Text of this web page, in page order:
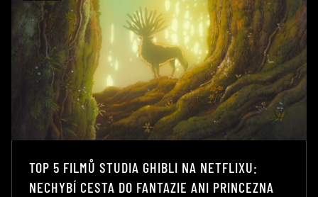
TOP 5 FILMŮ STUDIA GHIBLI NA NETFLIXU:
NECHYBÍ CESTA DO FANTAZIE ANI PRINCEZNA